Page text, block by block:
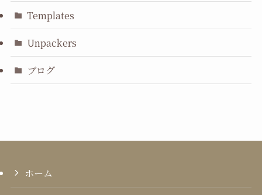
Templates
Unpackers
ブログ
ホーム